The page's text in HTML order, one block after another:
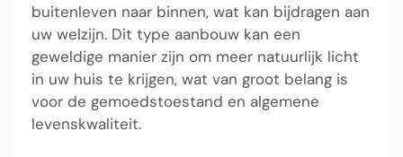
buitenleven naar binnen, wat kan bijdragen aan
uw welzijn. Dit type aanbouw kan een
geweldige manier zijn om meer natuurlijk licht
in uw huis te krijgen, wat van groot belang is
voor de gemoedstoestand en algemene
levenskwaliteit.